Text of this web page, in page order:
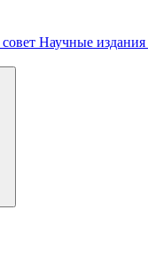
Научные издания